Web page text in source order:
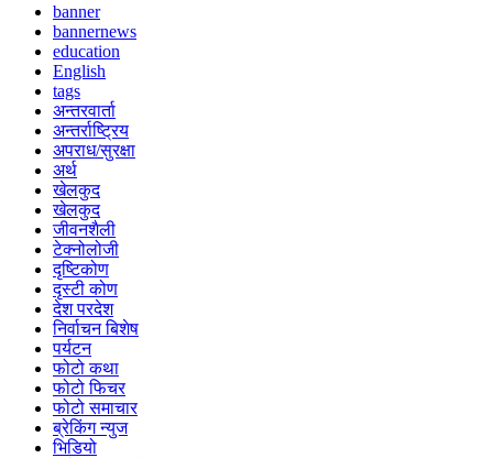
banner
bannernews
education
English
tags
अन्तरवार्ता
अन्तर्राष्ट्रिय
अपराध/सुरक्षा
अर्थ
खेलकुद
खेलकुद
जीवनशैली
टेक्नोलोजी
दृष्टिकोण
दृस्टी कोण
देश परदेश
निर्वाचन बिशेष
पर्यटन
फोटो कथा
फोटो फिचर
फोटो समाचार
ब्रेकिंग न्युज
भिडियो